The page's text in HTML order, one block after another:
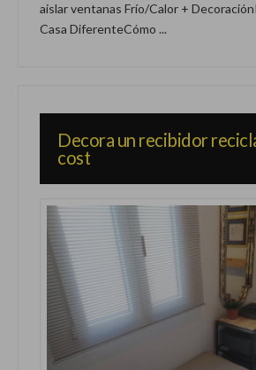
aislar ventanas Frío/Calor +
Casa DiferenteCómo ...
Decora un recibidor
cost